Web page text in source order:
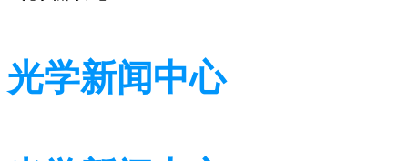
光学新闻中心